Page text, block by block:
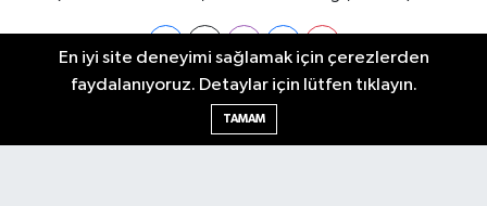
Ankara Nöbetçi Eczaneler
En iyi site deneyimi sağlamak için çerezlerden
faydalanıyoruz. Detaylar için lütfen tıklayın.
TAMAM